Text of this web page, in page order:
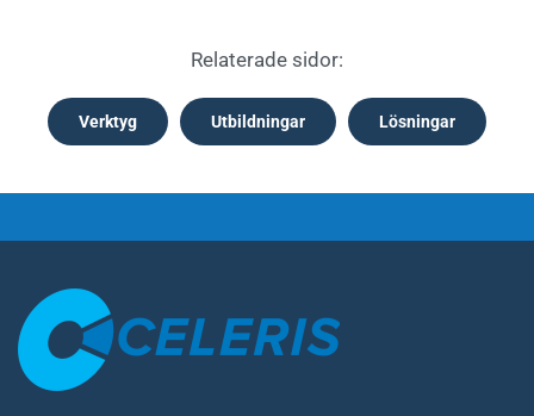
Relaterade sidor:
Verktyg Utbildningar Lösningar